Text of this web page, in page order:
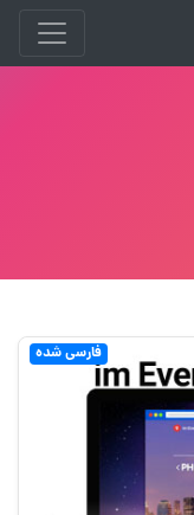
فارسی شده